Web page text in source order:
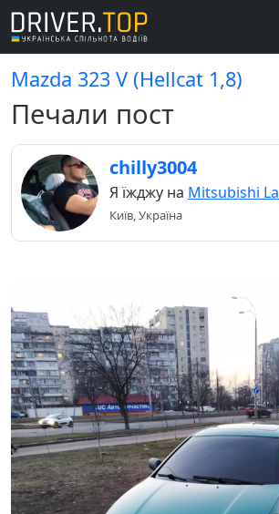
Mazda 323 V (Hellcat 1,8)
Печали пост
chilly3004
Я їжджу на Mitsubishi
Київ, Україна